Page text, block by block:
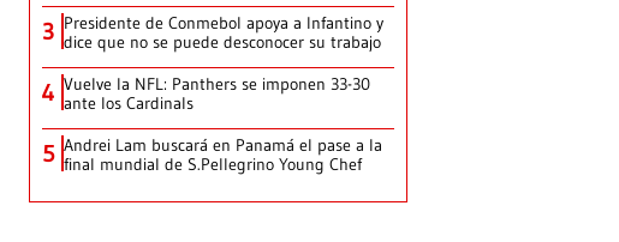
3 Presidente de Conmebol apoya a Infantino y
dice que no se puede desconocer su trabajo
4 Vuelve la NFL: Panthers se imponen 33-30
ante los Cardinals
5 Andrei Lam buscará en Panamá el pase a la
final mundial de S.Pellegrino Young Chef